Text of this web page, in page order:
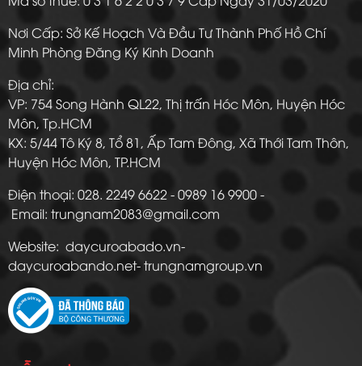
Nơi Cấp: Sở Kế Hoạch Và Đầu Tư Thành Phố Hồ Chí
Minh Phòng Đăng Ký Kinh Doanh
Địa chỉ:
VP: 754 Song Hành QL22, Thị trấn Hóc Môn, Huyện Hóc
Môn, Tp.HCM
KX: 5/44 Tô Ký 8, Tổ 81, Ấp Tam Đông, Xã Thới Tam Thôn,
Huyện Hóc Môn, TP.HCM
Điện thoại: 028. 2249 6622 - 0989 16 9900 -
Email: trungnam2083@gmail.com
Website: daycuroabado.vn-
daycuroabando.net- trungnamgroup.vn